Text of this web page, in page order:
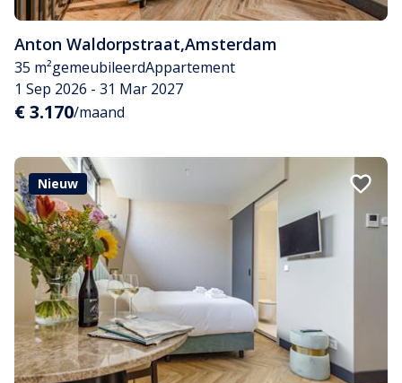
Anton Waldorpstraat,Amsterdam
35 m²gemeubileerdAppartement
1 Sep 2026 - 31 Mar 2027
€ 3.170/maand
Nieuw